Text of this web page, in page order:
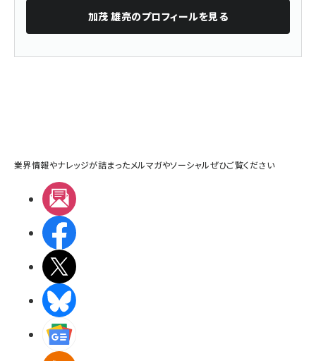
加茂 雄亮のプロフィールを見る
業界情報やナレッジが詰まったメルマガやソーシャルぜひご覧ください